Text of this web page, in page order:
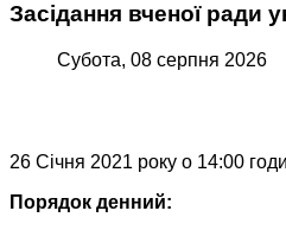
Засідання вченої ради
Субота, 08 серпня 2026
26 Січня 2021 року о 14:00
Порядок денний: